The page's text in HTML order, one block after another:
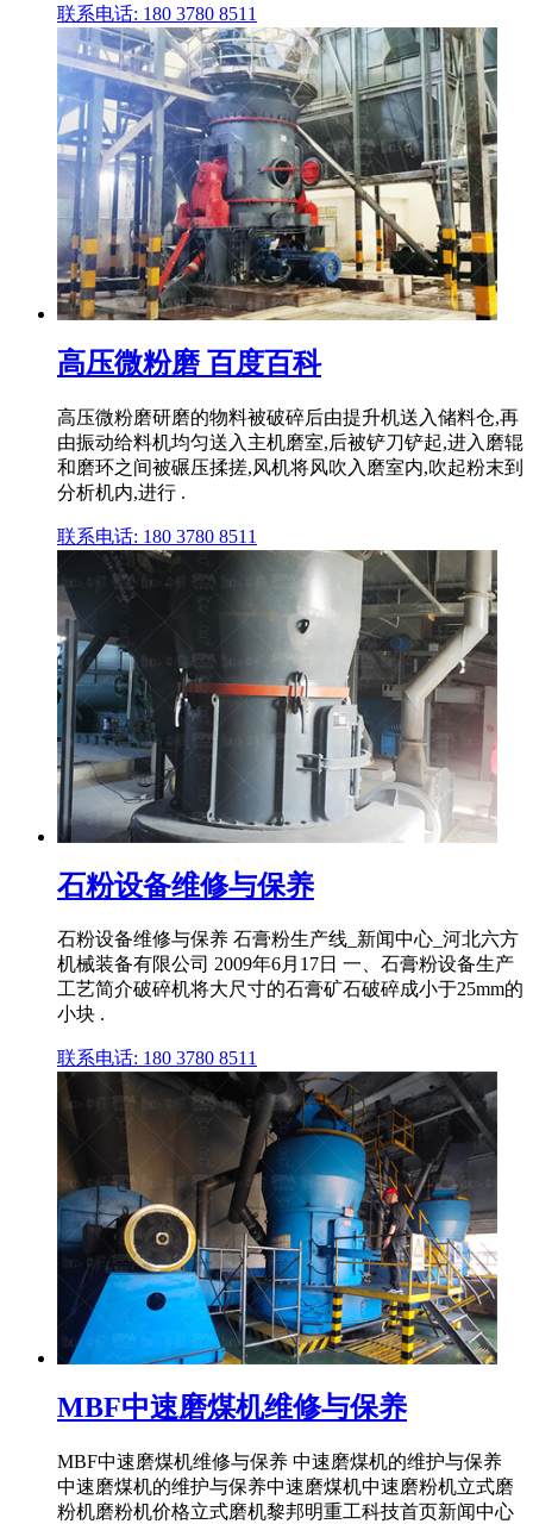
联系电话: 180 3780 8511
高压微粉磨 百度百科
高压微粉磨研磨的物料被破碎后由提升机送入储料仓,再
由振动给料机均匀送入主机磨室,后被铲刀铲起,进入磨辊
和磨环之间被碾压揉搓,风机将风吹入磨室内,吹起粉末到
分析机内,进行 .
联系电话: 180 3780 8511
石粉设备维修与保养
石粉设备维修与保养 石膏粉生产线_新闻中心_河北六方
机械装备有限公司 2009年6月17日 一、石膏粉设备生产
工艺简介破碎机将大尺寸的石膏矿石破碎成小于25mm的
小块 .
联系电话: 180 3780 8511
MBF中速磨煤机维修与保养
MBF中速磨煤机维修与保养 中速磨煤机的维护与保养
中速磨煤机的维护与保养中速磨煤机中速磨粉机立式磨
粉机磨粉机价格立式磨机黎邦明重工科技首页新闻中心